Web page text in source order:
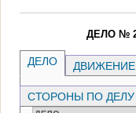
ДЕЛО №
ДЕЛО ДВИЖЕНИЕ
СТОРОНЫ ПО ДЕЛУ